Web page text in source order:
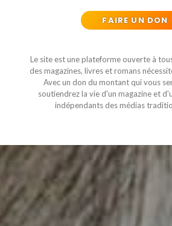
FAIRE UN DON
Le site est une plateforme ouverte à
des magazines, livres et romans
Avec un don du montant qui vous
soutiendrez la vie d'un magazine et
indépendants des médias